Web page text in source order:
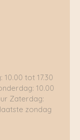
10.00 tot 17.30
10.00
Zaterdag:
zondag